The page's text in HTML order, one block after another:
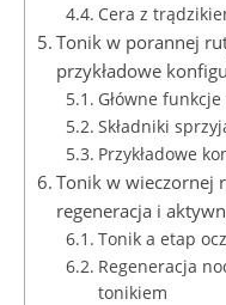
Cera z
Tonik w porannej
przykładowe
Główne
Składniki
Przykładowe
Tonik w wieczornej
regeneracja i
Tonik a etap
Regeneracja
tonikiem